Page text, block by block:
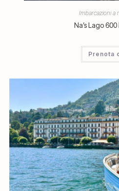
Imbarcazioni a
Na’s Lago
Prenota